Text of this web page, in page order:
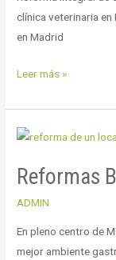
clínica veterinaria
en Madrid
Leer más »
Reformas
ADMIN
En pleno centro de
mejor ambiente
Reformas
de